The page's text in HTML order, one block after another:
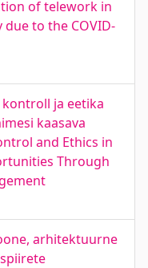
of telework in
to the COVID-
ja eetika
kaasava
and Ethics in
Through
arhitektuurne